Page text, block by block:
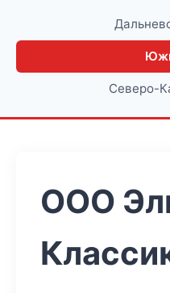
Северо-
ООО